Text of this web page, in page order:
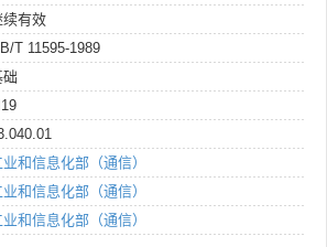
续有效
T 11595-1989
础
业和信息化部（通信）
业和信息化部（通信）
业和信息化部（通信）